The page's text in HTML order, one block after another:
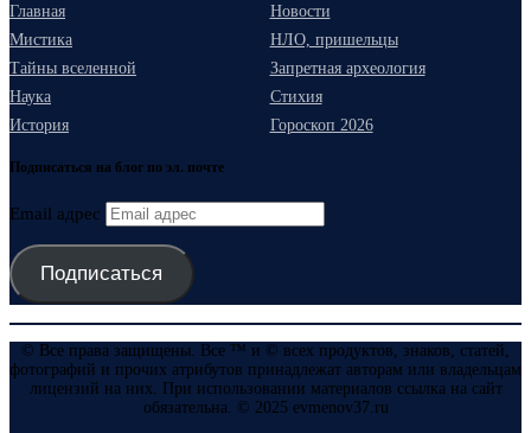
Главная
Новости
Мистика
НЛО, пришельцы
Тайны вселенной
Запретная археология
Наука
Стихия
История
Гороскоп 2026
Подписаться на блог по эл. почте
Email адрес
Подписаться
© Все права защищены. Все ™ и © всех продуктов, знаков, статей,
фотографий и прочих атрибутов принадлежат авторам или владельцам
лицензий на них. При использовании материалов ссылка на сайт
обязательна. © 2025 evmenov37.ru